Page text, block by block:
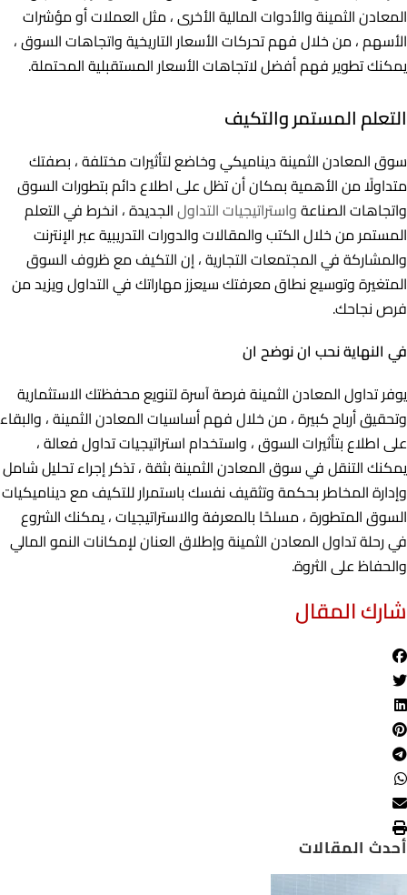
المعادن الثمينة والأدوات المالية الأخرى ، مثل العملات أو مؤشرات
الأسهم ، من خلال فهم تحركات الأسعار التاريخية واتجاهات السوق ،
يمكنك تطوير فهم أفضل لاتجاهات الأسعار المستقبلية المحتملة.
التعلم المستمر والتكيف
سوق المعادن الثمينة ديناميكي وخاضع لتأثيرات مختلفة ، بصفتك
متداولًا من الأهمية بمكان أن تظل على اطلاع دائم بتطورات السوق
واتجاهات الصناعةواستراتيجيات التداولالجديدة ، انخرط في التعلم
المستمر من خلال الكتب والمقالات والدورات التدريبية عبر الإنترنت
والمشاركة في المجتمعات التجارية ، إن التكيف مع ظروف السوق
المتغيرة وتوسيع نطاق معرفتك سيعزز مهاراتك في التداول ويزيد من
فرص نجاحك.
في النهاية نحب ان نوضح ان
يوفر تداول المعادن الثمينة فرصة آسرة لتنويع محفظتك الاستثمارية
وتحقيق أرباح كبيرة ، من خلال فهم أساسيات المعادن الثمينة ، والبقاء
على اطلاع بتأثيرات السوق ، واستخدام استراتيجيات تداول فعالة ،
يمكنك التنقل في سوق المعادن الثمينة بثقة ، تذكر إجراء تحليل شامل
وإدارة المخاطر بحكمة وتثقيف نفسك باستمرار للتكيف مع ديناميكيات
السوق المتطورة ، مسلحًا بالمعرفة والاستراتيجيات ، يمكنك الشروع
في رحلة تداول المعادن الثمينة وإطلاق العنان لإمكانات النمو المالي
والحفاظ على الثروة.
شارك المقال
أحدث المقالات